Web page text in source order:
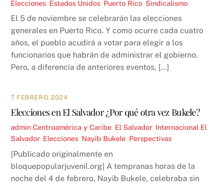
Elecciones Estados Unidos Puerto Rico Sindicalismo
El 5 de noviembre se celebrarán las elecciones
generales en Puerto Rico. Y como ocurre cada cuatro
años, el pueblo acudirá a votar para elegir a los
funcionarios que habrán de administrar el gobierno.
Pero, a diferencia de anteriores eventos, […]
7 FEBRERO, 2024
​​Elecciones en El Salvador ¿Por qué otra vez Bukele?
admin Centroamérica y Caribe El Salvador, Internacional El
Salvador, Elecciones Nayib Bukele Perspectivas
[Publicado originalmente en
bloquepopularjuvenil.org] A tempranas horas de la
noche del 4 de febrero, Nayib Bukele, celebraba sin